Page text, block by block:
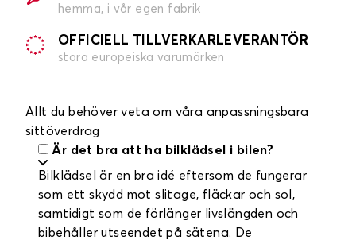
hemma, i vår egen fabrik
OFFICIELL TILLVERKARLEVERANTÖR
stora europeiska varumärken
Allt du behöver veta om våra anpassningsbara
sittöverdrag
Är det bra att ha bilklädsel i bilen?
Bilklädsel är en bra idé eftersom de fungerar
som ett skydd mot slitage, fläckar och sol,
samtidigt som de förlänger livslängden och
bibehåller utseendet på sätena. De